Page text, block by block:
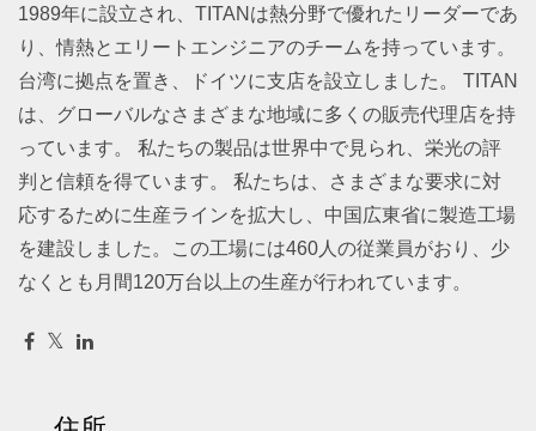
1989年に設立され、TITANは熱分野で優れたリーダーであ
り、情熱とエリートエンジニアのチームを持っています。
台湾に拠点を置き、ドイツに支店を設立しました。 TITAN
は、グローバルなさまざまな地域に多くの販売代理店を持
っています。 私たちの製品は世界中で見られ、栄光の評
判と信頼を得ています。 私たちは、さまざまな要求に対
応するために生産ラインを拡大し、中国広東省に製造工場
を建設しました。この工場には460人の従業員がおり、少
なくとも月間120万台以上の生産が行われています。